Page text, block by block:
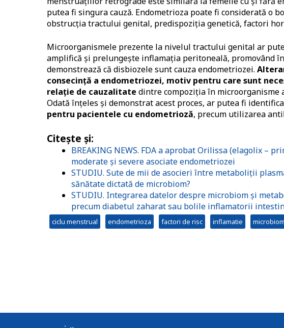
putea fi singura cauză. Endometrioza poate fi considerată o
obstrucţia tractului genital, predispoziţia genetică, factori
Microorganismele prezente la nivelul tractului genital ar
amplifică şi prelungeşte inflamaţia peritoneală, promovând
demonstrează că disbiozele sunt cauza endometriozei.
consecinţă a endometriozei, motiv pentru care sunt
relaţie de cauzalitate dintre compoziţia în
Odată înţeles şi demonstrat acest proces, ar putea fi
pentru pacientele cu endometrioză, precum utilizarea
Citeşte şi:
BREAKING NEWS. FDA a aprobat Orilissa (elagolix –
moderate și severe asociate endometriozei
STUDIU. Sute de mii de asocieri între metaboliţii
sănătate dictată de microbiom?
STUDIU. Integrarea datelor despre microbiom şi
precum diabetul zaharat sau bolile inflamatorii
ciclu menstrual endometrioza factori de risc inflamatie microbiom